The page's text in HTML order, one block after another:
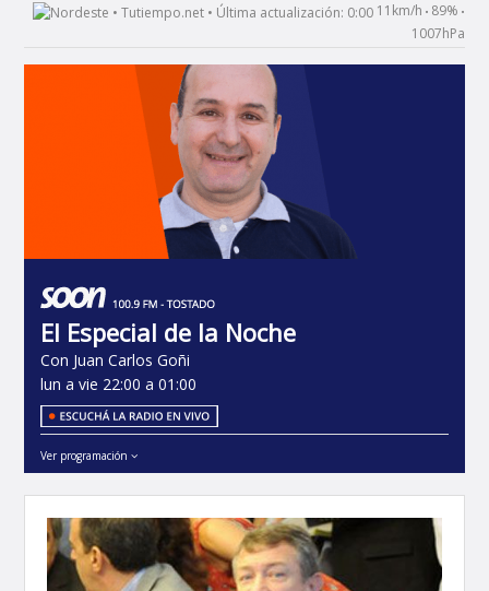
11km/h • 89% •
1007hPa
El Especial de la Noche
Con Juan Carlos Goñi
lun a vie 22:00 a 01:00
Ver programación